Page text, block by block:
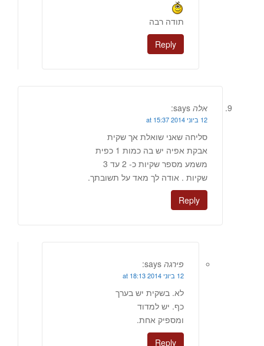
תודה רבה
Reply
אלה says:
12 ביוני 2014 at 15:37
סליחה שאני שואלת אך שקית
אבקת אפיה יש בה כמות 1 כפית
משמע מספר שקיות כ- 2 עד 3
שקיות . אודה לך מאד על תשובתך.
Reply
פירגה says:
12 ביוני 2014 at 18:13
לא. בשקית יש בערך
כף. יש למדוד
ומספיק אחת.
Reply